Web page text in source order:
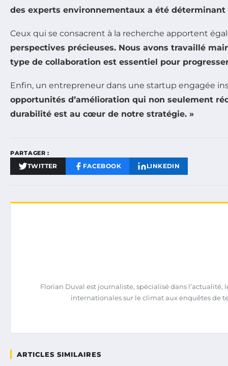
des experts environnementaux a été
Ceux qui se consacrent à la recherche apportent
perspectives précieuses. Nous avons travaillé
type de collaboration est essentiel pour
Enfin, un entrepreneur dans une startup engagée
opportunités d’amélioration qui non seulement
durabilité est au cœur de notre stratégie. »
PARTAGER :
TWITTER FACEBOOK LINKEDIN
Florian Duval est journaliste, spécialisé dans
internationales sur le climat aux enquêtes de
ARTICLES SIMILAIRES